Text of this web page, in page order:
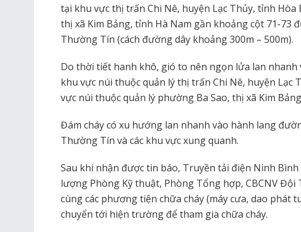
tại khu vực thị trấn Chi Nê, huyện Lạc Thủy, tỉnh Hòa
thị xã Kim Bảng, tỉnh Hà Nam gần khoảng cột 71-73
Thường Tín (cách đường dây khoảng 300m – 500m).
Do thời tiết hanh khô, gió to nên ngọn lửa lan
khu vực núi thuộc quản lý thị trấn Chi Nê, huyện Lạc
vực núi thuộc quản lý phường Ba Sao, thị xã Kim
Đám cháy có xu hướng lan nhanh vào hành lang
Thường Tín và các khu vực xung quanh.
Sau khi nhận được tin báo, Truyền tải điện Ninh
lượng Phòng Kỹ thuật, Phòng Tổng hợp, CBCNV Đội
cùng các phương tiện chữa cháy (máy cưa, dao phát
chuyển tới hiện trường để tham gia chữa cháy.